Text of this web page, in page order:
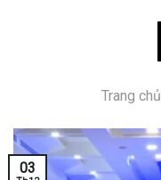
Trang chủ
03